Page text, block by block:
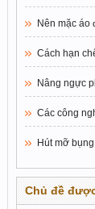
Nên mặc áo
Cách hạn
Nâng ngực
Các công
Hút mỡ
Chủ đề